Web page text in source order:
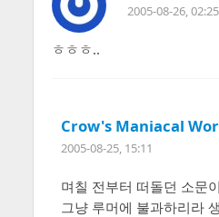
2005-08-26, 02:25
ㅎㅎㅎ..
Crow's Maniacal
2005-08-25, 15:11
며칠 전부터 떠돌던 소문
그냥 루머에 불과하리라